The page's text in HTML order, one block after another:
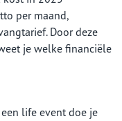
per maand,
Door deze
je welke financiële
life event doe je